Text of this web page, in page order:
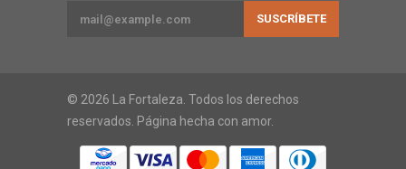
© 2026 La Fortaleza. Todos los derechos
reservados. Página hecha con amor.